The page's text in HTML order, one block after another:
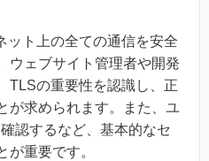
ット上の全ての通信を安全
ウェブサイト管理者や開発
TLSの重要性を認識し、正
が求められます。また、ユ
認するなど、基本的なセ
が重要です。